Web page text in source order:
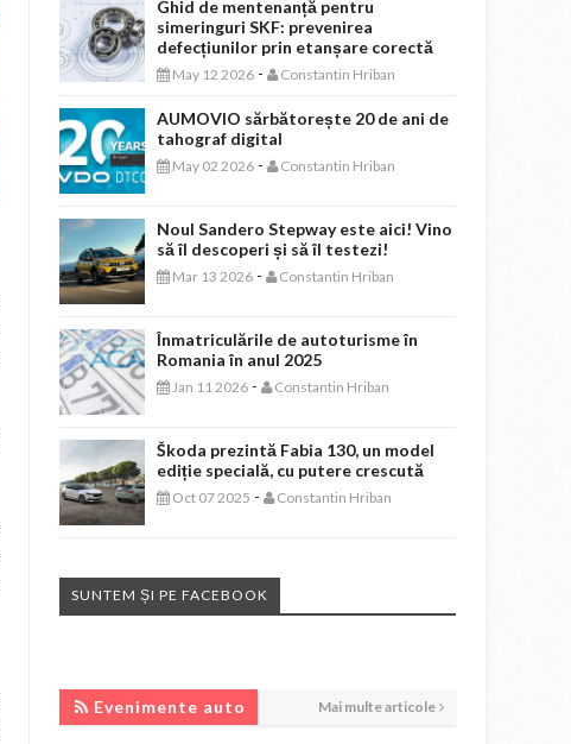
Ghid de mentenanță pentru
simeringuri SKF: prevenirea
defecțiunilor prin etanșare corectă
May 12 2026 - Constantin Hriban
AUMOVIO sărbătorește 20 de ani de
tahograf digital
May 02 2026 - Constantin Hriban
Noul Sandero Stepway este aici! Vino
să îl descoperi și să îl testezi!
Mar 13 2026 - Constantin Hriban
Înmatriculările de autoturisme în
Romania în anul 2025
Jan 11 2026 - Constantin Hriban
Škoda prezintă Fabia 130, un model
ediție specială, cu putere crescută
Oct 07 2025 - Constantin Hriban
SUNTEM ȘI PE FACEBOOK
Evenimente auto Mai multe articole